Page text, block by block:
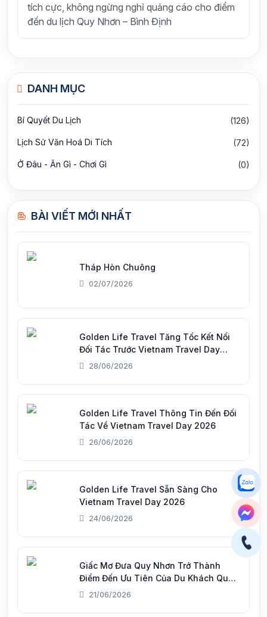
tích cực, không ngừng nghỉ quảng cáo cho điểm
đến du lịch Quy Nhơn – Bình Định
DANH MỤC
Bí Quyết Du Lịch (126)
Lịch Sử Văn Hoá Di Tích (72)
Ở Đâu - Ăn Gì - Chơi Gì (0)
BÀI VIẾT MỚI NHẤT
Tháp Hòn Chuông
02/07/2026
Golden Life Travel Tăng Tốc Kết Nối
Đối Tác Trước Vietnam Travel Day
202628/06/2026
Golden Life Travel Thông Tin Đến Đối
Tác Về Vietnam Travel Day 2026
26/06/2026
Golden Life Travel Sẵn Sàng Cho
Vietnam Travel Day 2026
24/06/2026
Giấc Mơ Đưa Quy Nhơn Trở Thành
Điểm Đến Ưu Tiên Của Du Khách Quốc
Tế21/06/2026